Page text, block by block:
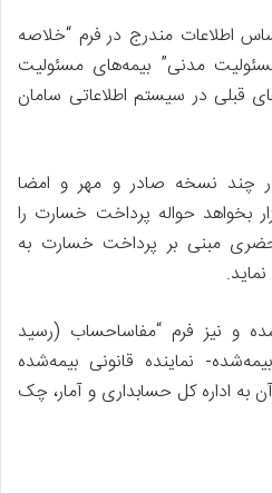
اطلاعات مندرج در فرم “خلاصه
مدنی” بیمه‌های مسئولیت
قبلی در سیستم اطلاعاتی سامان
چند نسخه صادر و مهر و امضا
بخواهد حواله پرداخت خسارت را
مبنی بر پرداخت خسارت به
و نیز فرم “مفاساحساب (رسید
نماینده قانونی بیمه‌شده
به اداره کل حسابداری و آمار، چک